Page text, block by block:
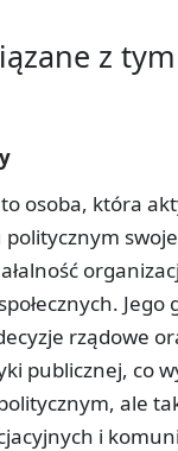
z
to osoba, która
politycznym
Jego
rządowe
publicznej, co
ale
i